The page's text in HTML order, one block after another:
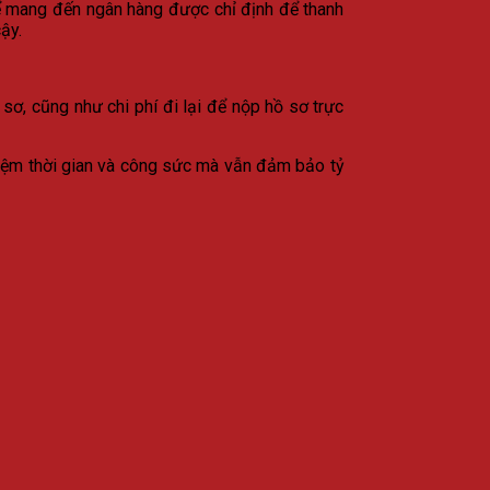
đến ngân hàng được chỉ định để thanh
cũng như chi phí đi lại để nộp hồ sơ trực
thời gian và công sức mà vẫn đảm bảo tỷ